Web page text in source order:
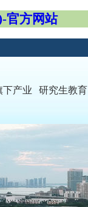
官方网站
下产业 研究生教育